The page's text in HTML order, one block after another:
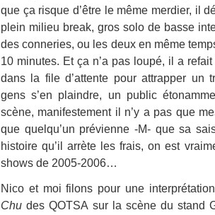
que ça risque d’être le même merdier, il
plein milieu break, gros solo de basse
des conneries, ou les deux en même
10 minutes. Et ça n’a pas loupé, il a
dans la file d’attente pour attrapper un
gens s’en plaindre, un public
scène, manifestement il n’y a pas que
que quelqu’un prévienne -M- que sa
histoire qu’il arrète les frais, on est
shows de 2005-2006…
Nico et moi filons pour une
Chu des QOTSA sur la scène du stand